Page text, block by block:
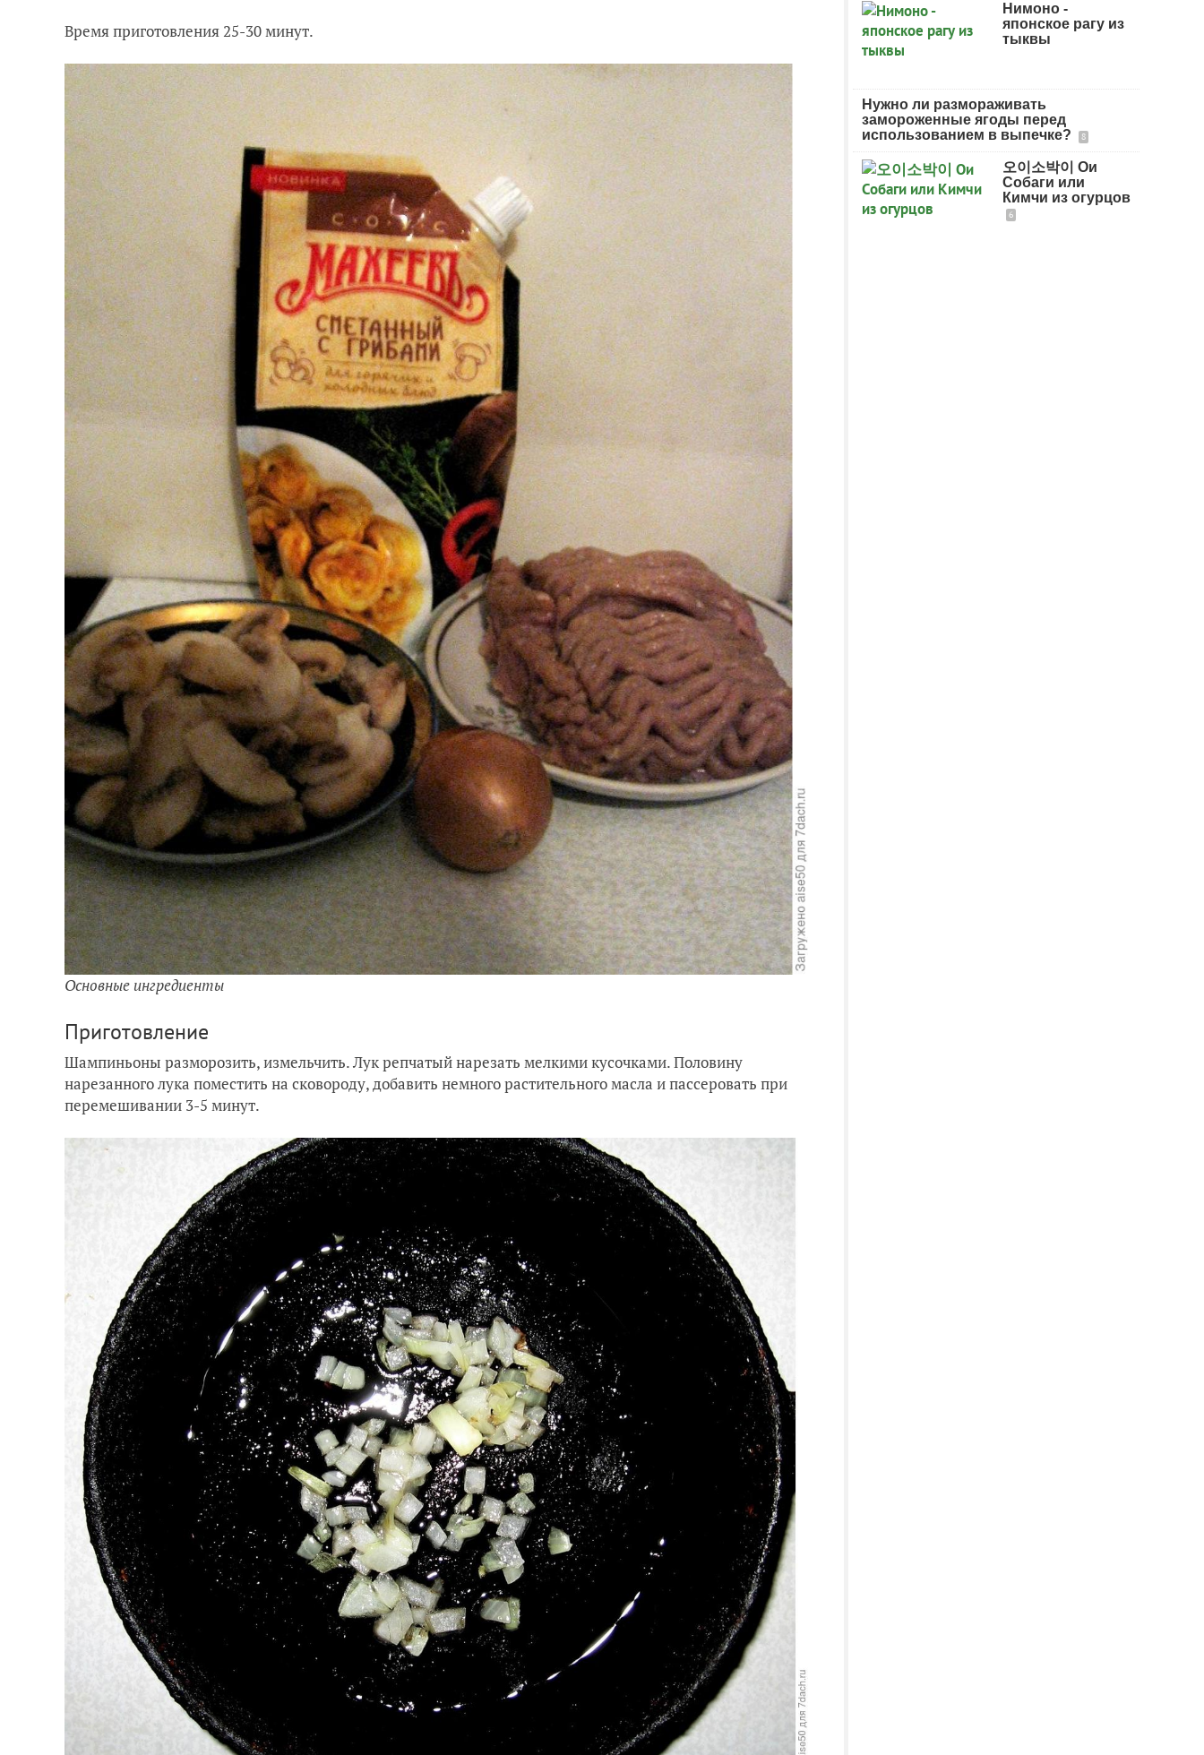
Время приготовления 25-30 минут.
Основные ингредиенты
Приготовление
Шампиньоны разморозить, измельчить. Лук репчатый нарезать мелкими кусочками. Половину
нарезанного лука поместить на сковороду, добавить немного растительного масла и пассеровать при
перемешивании 3-5 минут.
Нимоно -
японское рагу из
тыквы
Нужно ли размораживать
замороженные ягоды перед
использованием в выпечке?
8
오이소박이 Ои
Собаги или
Кимчи из огурцов
6